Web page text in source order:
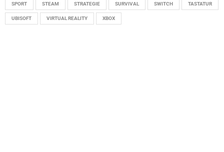
SPORT STEAM STRATEGIE SURVIVAL SWITCH TASTATUR
UBISOFT VIRTUAL REALITY XBOX